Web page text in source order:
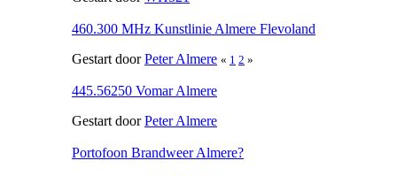
460.300 MHz Kunstlinie Almere Flevoland
Gestart doorPeter Almere « 1 2 »
445.56250 Vomar Almere
Gestart doorPeter Almere
Portofoon Brandweer Almere?